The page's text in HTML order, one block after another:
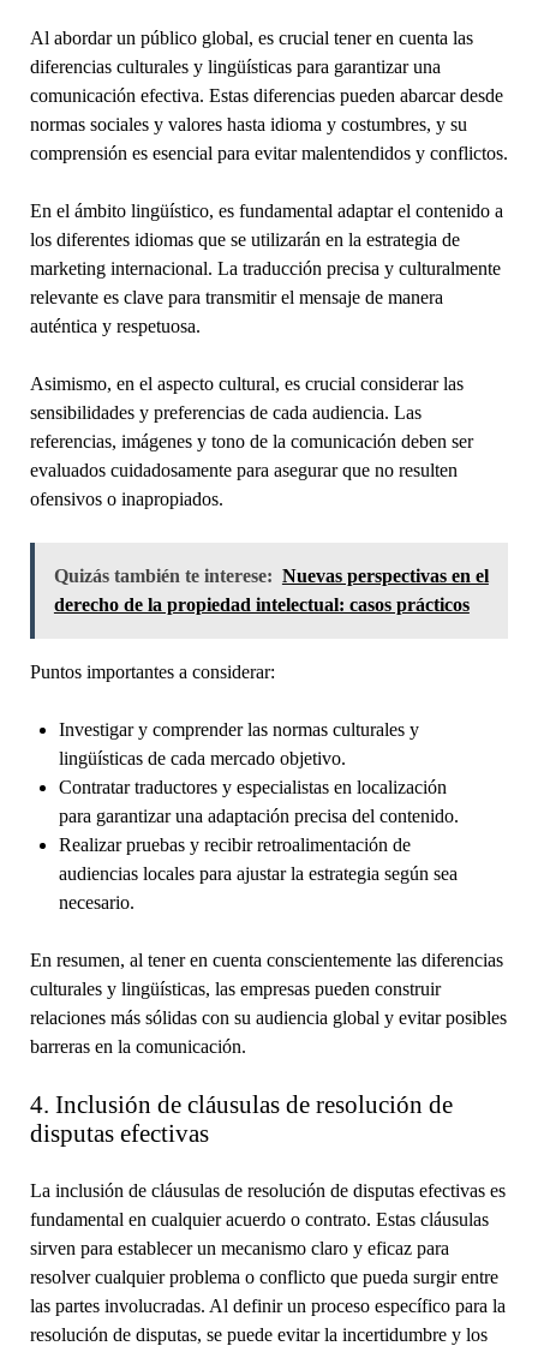
Al abordar un público global, es crucial tener en cuenta las
diferencias culturales y lingüísticas para garantizar una
comunicación efectiva. Estas diferencias pueden abarcar desde
normas sociales y valores hasta idioma y costumbres, y su
comprensión es esencial para evitar malentendidos y conflictos.
En el ámbito lingüístico, es fundamental adaptar el contenido a
los diferentes idiomas que se utilizarán en la estrategia de
marketing internacional. La traducción precisa y culturalmente
relevante es clave para transmitir el mensaje de manera
auténtica y respetuosa.
Asimismo, en el aspecto cultural, es crucial considerar las
sensibilidades y preferencias de cada audiencia. Las
referencias, imágenes y tono de la comunicación deben ser
evaluados cuidadosamente para asegurar que no resulten
ofensivos o inapropiados.
Quizás también te interese: Nuevas perspectivas en el
derecho de la propiedad intelectual: casos prácticos
Puntos importantes a considerar:
Investigar y comprender las normas culturales y
lingüísticas de cada mercado objetivo.
Contratar traductores y especialistas en localización
para garantizar una adaptación precisa del contenido.
Realizar pruebas y recibir retroalimentación de
audiencias locales para ajustar la estrategia según sea
necesario.
En resumen, al tener en cuenta conscientemente las diferencias
culturales y lingüísticas, las empresas pueden construir
relaciones más sólidas con su audiencia global y evitar posibles
barreras en la comunicación.
4. Inclusión de cláusulas de resolución de
disputas efectivas
La inclusión de cláusulas de resolución de disputas efectivas es
fundamental en cualquier acuerdo o contrato. Estas cláusulas
sirven para establecer un mecanismo claro y eficaz para
resolver cualquier problema o conflicto que pueda surgir entre
las partes involucradas. Al definir un proceso específico para la
resolución de disputas, se puede evitar la incertidumbre y los